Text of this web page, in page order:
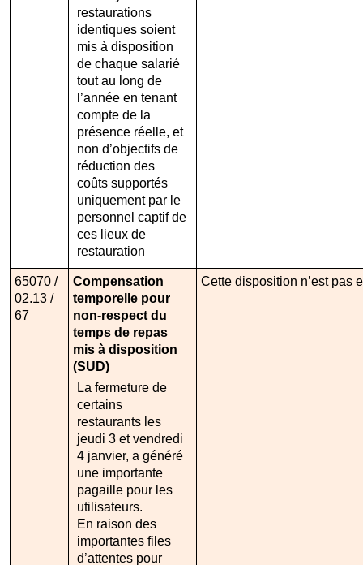
restaurations
identiques soient
mis à disposition
de chaque salarié
tout au long de
l’année en tenant
compte de la
présence réelle, et
non d’objectifs de
réduction des
coûts supportés
uniquement par le
personnel captif de
ces lieux de
restauration
65070 /
02.13 /
67
Compensation
temporelle pour
non-respect du
temps de repas
mis à disposition
(SUD)
La fermeture de
certains
restaurants les
jeudi 3 et vendredi
4 janvier, a généré
une importante
pagaille pour les
utilisateurs.
En raison des
importantes files
d’attentes pour
Cette disposition n’est pas